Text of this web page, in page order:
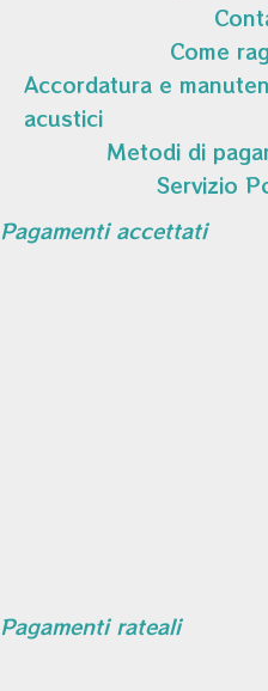
Come
Accordatura e
acustici
Metodi di
Servizio
Pagamenti accettati
Pagamenti rateali